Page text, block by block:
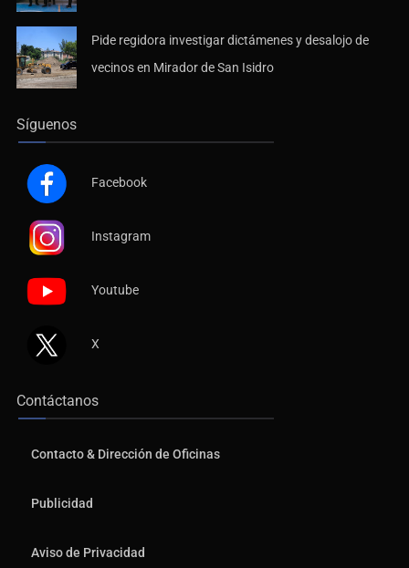
Pide regidora investigar dictámenes y desalojo de
vecinos en Mirador de San Isidro
Síguenos
Facebook
Instagram
Youtube
X
Contáctanos
Contacto & Dirección de Oficinas
Publicidad
Aviso de Privacidad